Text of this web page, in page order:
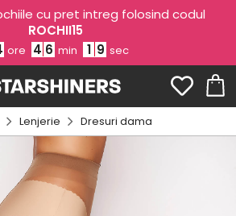
cu pret intreg folosind codul
ROCHII15
ore 4 6 min 1 9 sec
Lenjerie Dresuri dama